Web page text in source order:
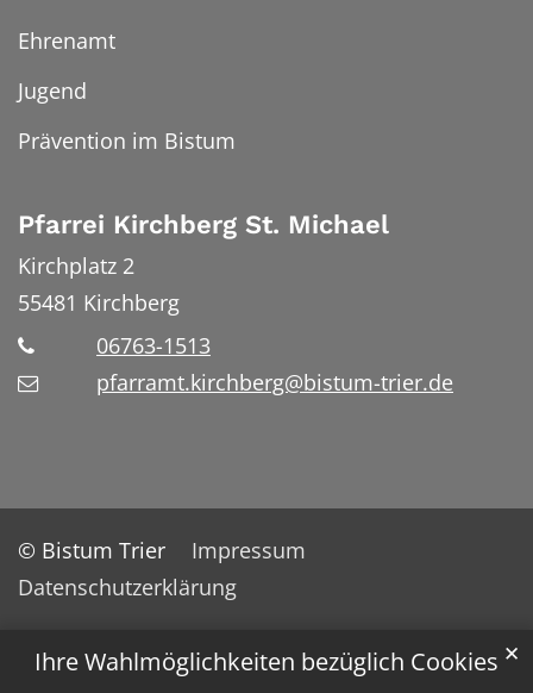
Ihre Wahlmöglichkeiten bezüglich Cookies ✕
Ehrenamt
Jugend
Prävention im Bistum
Pfarrei Kirchberg St. Michael
Kirchplatz 2
55481 Kirchberg
06763-1513
pfarramt.kirchberg@bistum-trier.de
© Bistum Trier
Impressum
Datenschutzerklärung